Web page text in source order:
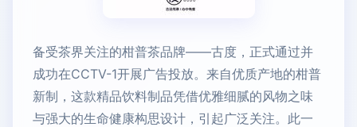
备受茶界关注的柑普茶品牌——古度，正式通过并
成功在CCTV-1开展广告投放。来自优质产地的柑普
新制，这款精品饮料制品凭借优雅细腻的风物之味
与强大的生命健康构思设计，引起广泛关注。此一